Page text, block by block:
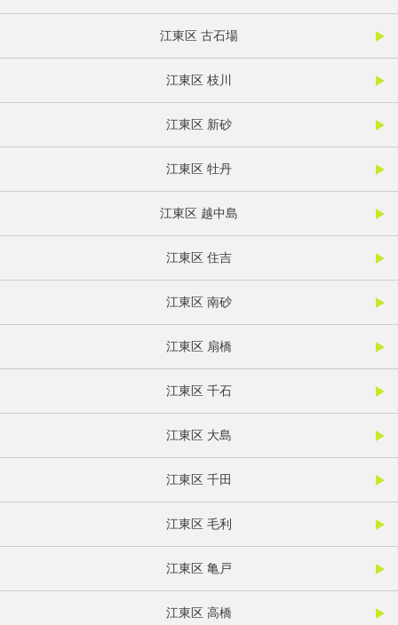
江東区 古石場
江東区 枝川
江東区 新砂
江東区 牡丹
江東区 越中島
江東区 住吉
江東区 南砂
江東区 扇橋
江東区 千石
江東区 大島
江東区 千田
江東区 毛利
江東区 亀戸
江東区 高橋